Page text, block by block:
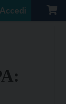
Accedi